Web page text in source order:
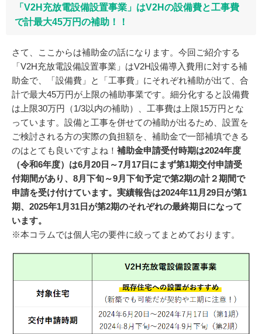
「V2H充放電設備設置事業」はV2Hの設備費と工事費
で計最大45万円の補助！！
さて、ここからは補助金の話になります。今回ご紹介する
「V2H充放電設備設置事業」はV2H設備導入費用に対する補
助金で、「設備費」と「工事費」にそれぞれ補助が出て、合
計で最大45万円が上限の補助事業です。細分化すると設備費
は上限30万円（1/3以内の補助）、工事費は上限15万円とな
っています。設備と工事を併せての補助が出るため、設置を
ご検討される方の実際の負担額を、補助金で一部補填できる
のはとても良いですよね！ 補助金申請受付時期は2024年度
（令和6年度）は6月20日～7月17日にまず第1期交付申請受
付期間があり、8月下旬～9月下旬予定で第2期の計２期間で
申請を受け付けています。実績報告は2024年11月29日が第1
期、2025年1月31日が第2期のそれぞれの最終期日になって
います。
※本コラムでは個人宅の要件に絞ってまとめております。